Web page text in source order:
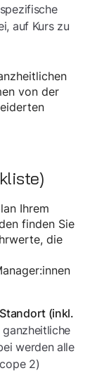
auf Kurs zu
von der
Ihrem
finden Sie
die
(inkl.
ganzheitliche
werden alle
2)